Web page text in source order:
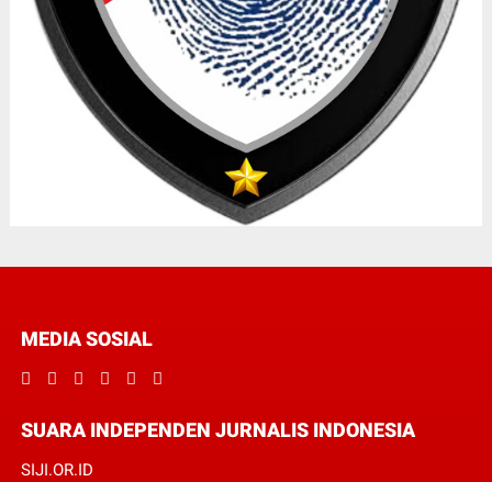
MEDIA SOSIAL
SUARA INDEPENDEN JURNALIS INDONESIA
SIJI.OR.ID